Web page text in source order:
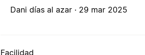
Dani días al azar · 29 mar 2025
Facilidad